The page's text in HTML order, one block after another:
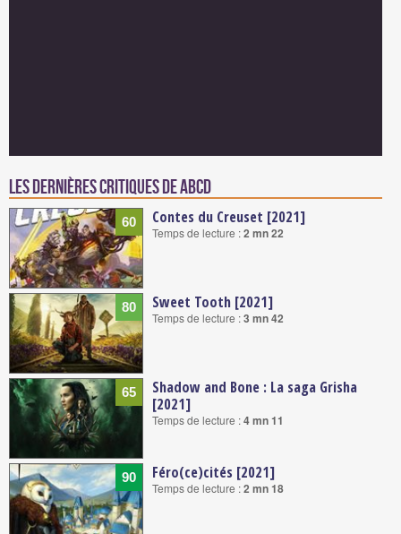
Les dernières critiques de ABCD
60 Contes du Creuset [2021]
Temps de lecture :2 mn 22
80 Sweet Tooth [2021]
Temps de lecture :3 mn 42
65
Shadow and Bone : La saga Grisha
[2021]
Temps de lecture :4 mn 11
90 Féro(ce)cités [2021]
Temps de lecture :2 mn 18